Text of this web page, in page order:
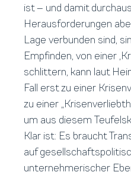
ist – und damit
Herausforderungen
Lage verbunden sind,
Empfinden, von einer
schlittern, kann laut
Fall erst zu einer
zu einer
um aus diesem
Klar ist: Es braucht
auf
unternehmerischer